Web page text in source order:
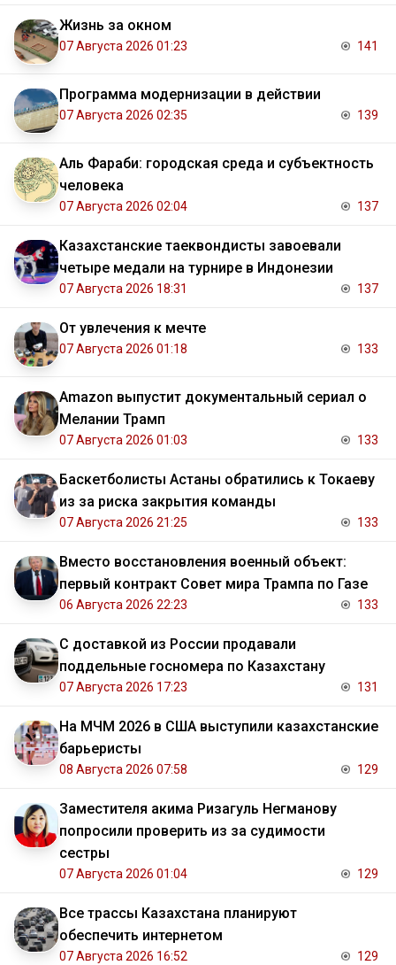
Жизнь за окном
07 Августа 2026 01:23 141
Программа модернизации в действии
07 Августа 2026 02:35 139
Аль Фараби: городская среда и субъектность
человека
07 Августа 2026 02:04 137
Казахстанские таеквондисты завоевали
четыре медали на турнире в Индонезии
07 Августа 2026 18:31 137
От увлечения к мечте
07 Августа 2026 01:18 133
Amazon выпустит документальный сериал о
Мелании Трамп
07 Августа 2026 01:03 133
Баскетболисты Астаны обратились к Токаеву
из за риска закрытия команды
07 Августа 2026 21:25 133
Вместо восстановления военный объект:
первый контракт Совет мира Трампа по Газе
06 Августа 2026 22:23 133
С доставкой из России продавали
поддельные госномера по Казахстану
07 Августа 2026 17:23 131
На МЧМ 2026 в США выступили казахстанские
барьеристы
08 Августа 2026 07:58 129
Заместителя акима Ризагуль Негманову
попросили проверить из за судимости
сестры
07 Августа 2026 01:04 129
Все трассы Казахстана планируют
обеспечить интернетом
07 Августа 2026 16:52 129